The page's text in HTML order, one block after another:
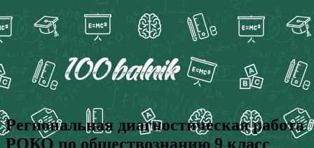
Региональная диагностическая работа
РОКО по обществознанию 9 класс